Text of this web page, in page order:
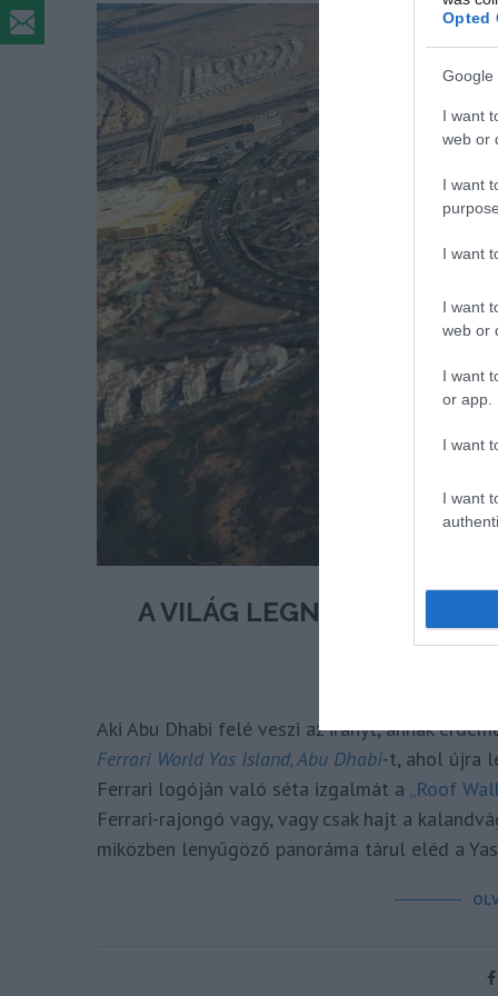
Opted
Google
I want
web or
I want
I want
I want
web or
I want
or app.
I want
I want
A VILÁG LEGNAGYOBB
Aki Abu Dhabi felé veszi az irányt, annak
Ferrari World Yas Island, Abu Dhabi-t, ahol újra
Ferrari logóján való séta izgalmát a „Roof
Ferrari-rajongó vagy, vagy csak hajt a
miközben lenyűgöző panoráma tárul eléd a